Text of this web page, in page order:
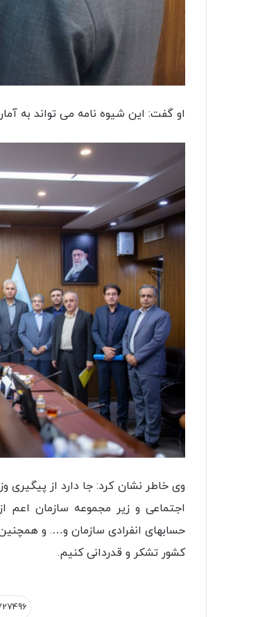
او گفت: این شیوه نامه می تواند به
وی خاطر نشان کرد: جا دارد از پیگیری
اجتماعی و زیر مجموعه سازمان اعم
حسابهای انفرادی سازمان و…. و
کشور تشکر و قدردانی کنیم.